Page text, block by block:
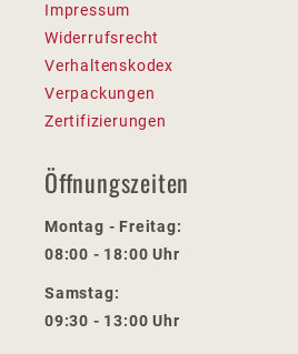
Impressum
Widerrufsrecht
Verhaltenskodex
Verpackungen
Zertifizierungen
Öffnungszeiten
Montag - Freitag:
08:00 - 18:00 Uhr
Samstag:
09:30 - 13:00 Uhr